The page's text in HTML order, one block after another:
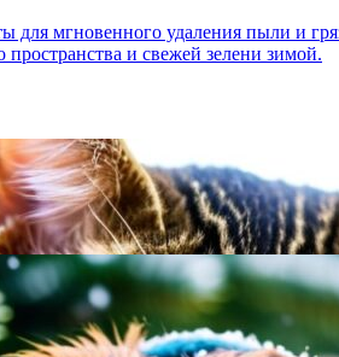
мгновенного удаления пыли и
и свежей зелени зимой.